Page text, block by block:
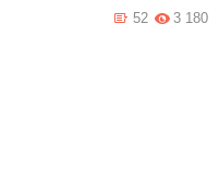
3 180
52